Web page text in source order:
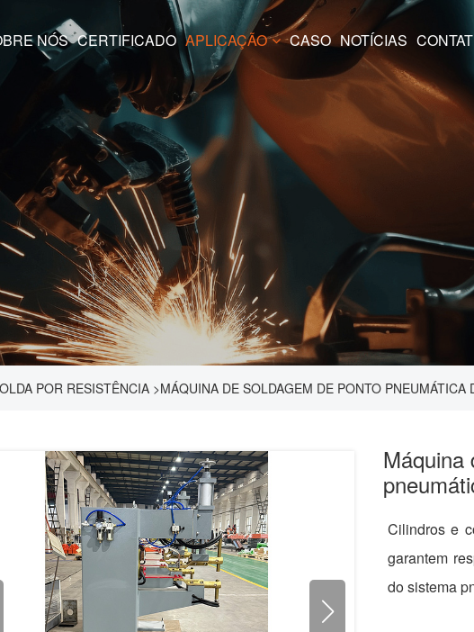
NÓS CERTIFICADO APLICAÇÃO CASO NOTÍCIAS
POR RESISTÊNCIA >MÁQUINA DE SOLDAGEM DE PONTO PNEUMÁTICA
Máquina
Cilindros e
garantem
do sistema